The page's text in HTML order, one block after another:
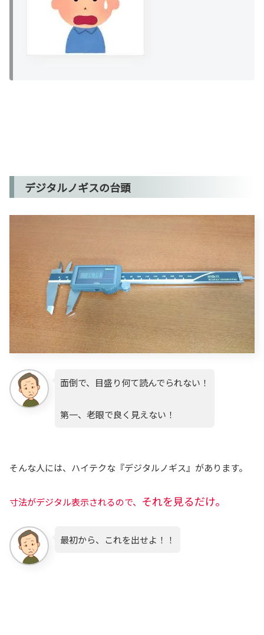
デジタルノギスの台頭
面倒で、目盛り何て読んでられない！
第一、老眼で良く見えない！
そんな人には、ハイテクな『デジタルノギス』があります。
寸法がデジタル表示されるので、 それを見るだけ。
最初から、これを出せよ！！